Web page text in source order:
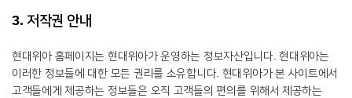
3. 저작권 안내
현대위아 홈페이지는 현대위아가 운영하는 정보자산입니다. 현대위아는
이러한 정보들에 대한 모든 권리를 소유합니다. 현대위아가 본 사이트에서
고객들에게 제공하는 정보들은 오직 고객들의 편의를 위해서 제공하는